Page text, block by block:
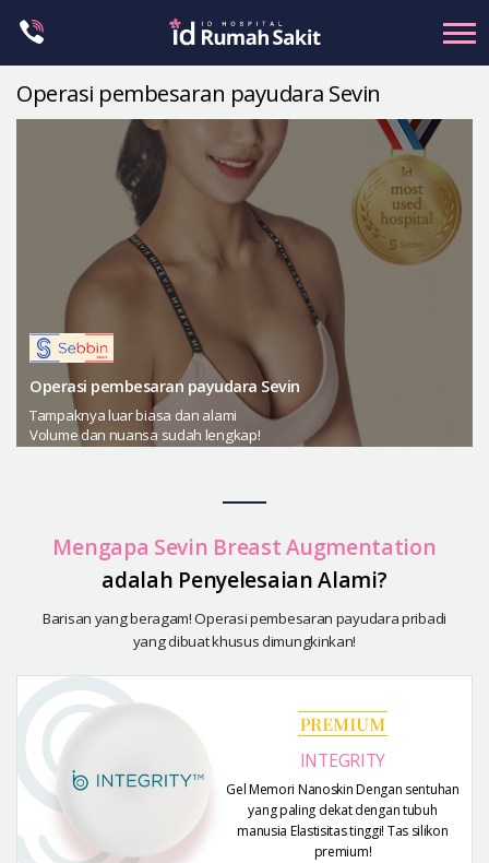
Anti-aging
Payudara
Operasi Vagina
Petit
Bentuk Tubuh
Introduksi Rumah Sakit
Operasi yang Aman
Konsultasi Online
Operasi pembesaran payudara Sevin
Operasi pembesaran payudara Sevin
Tampaknya luar biasa dan alami
Volume dan nuansa sudah lengkap!
Mengapa Sevin Breast Augmentation
adalah Penyelesaian Alami?
Barisan yang beragam! Operasi pembesaran payudarapribadi
yang dibuat khusus dimungkinkan!
INTEGRITY
Gel Memori Nanoskin Dengan sentuhan
yang paling dekat dengan tubuh
manusia Elastisitas tinggi! Tas silikon
premium!